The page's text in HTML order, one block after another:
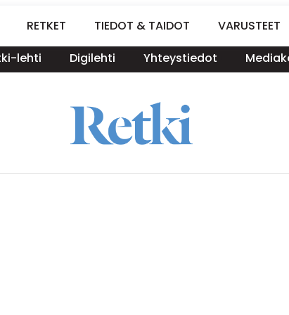
RETKET TIEDOT & TAIDOT VARUSTEET
lehti
Digilehti Yhteystiedot